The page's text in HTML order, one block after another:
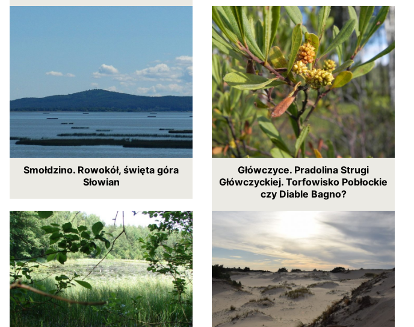
Smołdzino. Rowokół, święta góra
Słowian
Główczyce. Pradolina Strugi
Główczyckiej. Torfowisko Pobłockie
czy Diable Bagno?